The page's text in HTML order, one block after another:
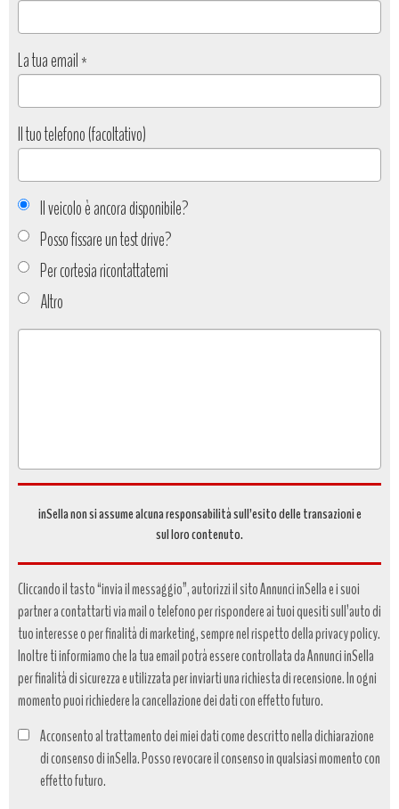
La tua email*
Il tuo telefono (facoltativo)
Il veicolo è ancora disponibile?
Posso fissare un test drive?
Per cortesia ricontattatemi
Altro
Tipo
inSella non si assume alcuna responsabilità sull’esito delle transazioni e
sul loro contenuto.
Cliccando il tasto “invia il messaggio”, autorizzi il sito Annunci inSella e i suoi
partner a contattarti via mail o telefono per rispondere ai tuoi quesiti sull’auto di
tuo interesse o per finalità di marketing, sempre nel rispetto della privacy policy.
Inoltre ti informiamo che la tua email potrà essere controllata da Annunci inSella
per finalità di sicurezza e utilizzata per inviarti una richiesta di recensione. In ogni
momento puoi richiedere la cancellazione dei dati con effetto futuro.
Acconsento al trattamento dei miei dati come descritto nella dichiarazione
di consenso di inSella. Posso revocare il consenso in qualsiasi momento con
effetto futuro.